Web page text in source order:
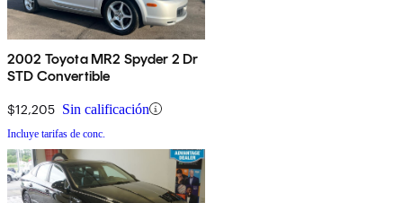
2002 Toyota MR2 Spyder 2 Dr
STD Convertible
$12,205 Sin calificación
Incluye tarifas de conc.